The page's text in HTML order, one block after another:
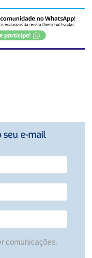
seu e-mail
comunicações.